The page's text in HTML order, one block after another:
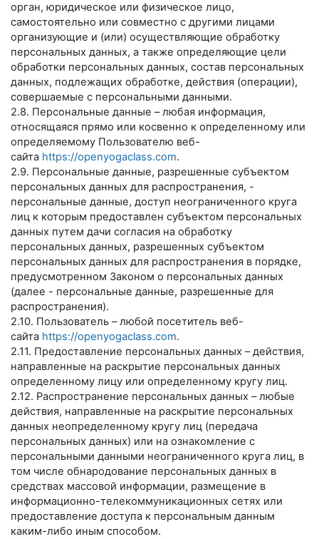
орган, юридическое или физическое лицо,
самостоятельно или совместно с другими лицами
организующие и (или) осуществляющие обработку
персональных данных, а также определяющие цели
обработки персональных данных, состав персональных
данных, подлежащих обработке, действия (операции),
совершаемые с персональными данными.
2.8. Персональные данные – любая информация,
относящаяся прямо или косвенно к определенному или
определяемому Пользователю веб-
сайта https://openyogaclass.com.
2.9. Персональные данные, разрешенные субъектом
персональных данных для распространения, -
персональные данные, доступ неограниченного круга
лиц к которым предоставлен субъектом персональных
данных путем дачи согласия на обработку
персональных данных, разрешенных субъектом
персональных данных для распространения в порядке,
предусмотренном Законом о персональных данных
(далее - персональные данные, разрешенные для
распространения).
2.10. Пользователь – любой посетитель веб-
сайта https://openyogaclass.com.
2.11. Предоставление персональных данных – действия,
направленные на раскрытие персональных данных
определенному лицу или определенному кругу лиц.
2.12. Распространение персональных данных – любые
действия, направленные на раскрытие персональных
данных неопределенному кругу лиц (передача
персональных данных) или на ознакомление с
персональными данными неограниченного круга лиц, в
том числе обнародование персональных данных в
средствах массовой информации, размещение в
информационно-телекоммуникационных сетях или
предоставление доступа к персональным данным
каким-либо иным способом.